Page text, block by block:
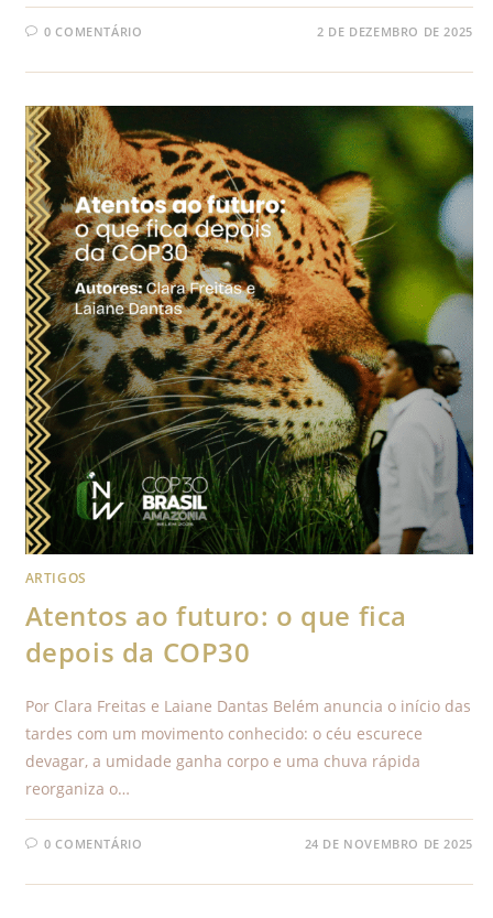
0 COMENTÁRIO 2 DE DEZEMBRO DE 2025
ARTIGOS
Atentos ao futuro: o que fica
depois da COP30
Por Clara Freitas e Laiane Dantas Belém anuncia o início das
tardes com um movimento conhecido: o céu escurece
devagar, a umidade ganha corpo e uma chuva rápida
reorganiza o…
0 COMENTÁRIO 24 DE NOVEMBRO DE 2025